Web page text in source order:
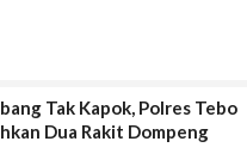
Tak Kapok, Polres Tebo
Dua Rakit Dompeng